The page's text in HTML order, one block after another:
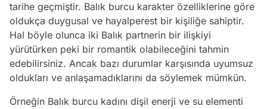
tarihe geçmiştir. Balık burcu karakter özelliklerine göre
oldukça duygusal ve hayalperest bir kişiliğe sahiptir.
Hal böyle olunca iki Balık partnerin bir ilişkiyi
yürütürken peki bir romantik olabileceğini tahmin
edebilirsiniz. Ancak bazı durumlar karşısında uyumsuz
oldukları ve anlaşamadıklarını da söylemek mümkün.
Örneğin Balık burcu kadını dişil enerji ve su elementi